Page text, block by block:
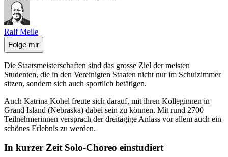
Ralf Meile
Folge mir
Die Staatsmeisterschaften sind das grosse Ziel der meisten
Studenten, die in den Vereinigten Staaten nicht nur im Schulzimmer
sitzen, sondern sich auch sportlich betätigen.
Auch Katrina Kohel freute sich darauf, mit ihren Kolleginnen in
Grand Island (Nebraska) dabei sein zu können. Mit rund 2700
Teilnehmerinnen versprach der dreitägige Anlass vor allem auch ein
schönes Erlebnis zu werden.
In kurzer Zeit Solo-Choreo einstudiert